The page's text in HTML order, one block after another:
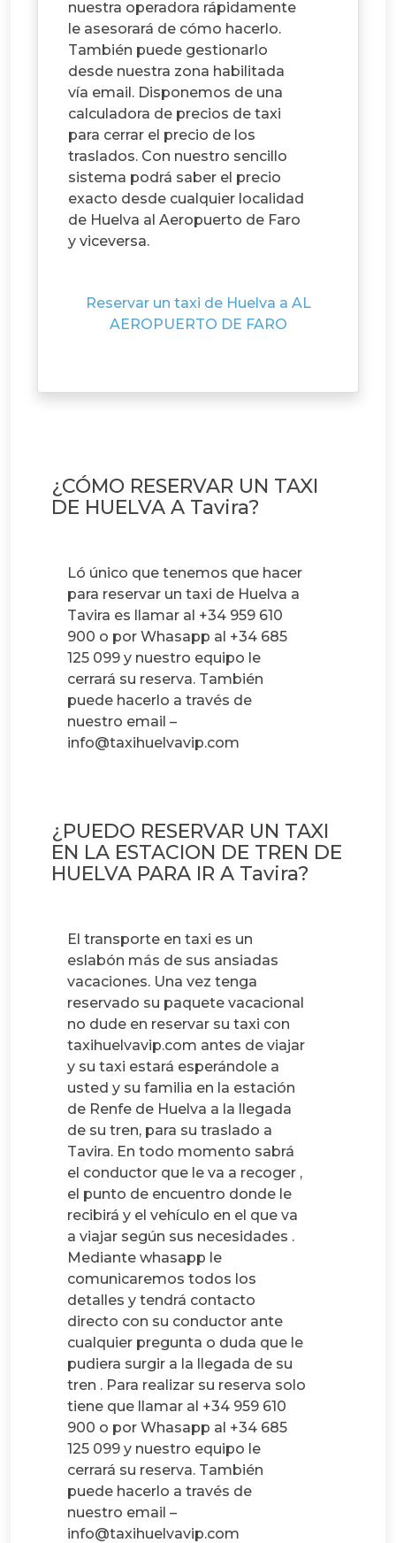
nuestra operadora rápidamente
le asesorará de cómo hacerlo.
También puede gestionarlo
desde nuestra zona habilitada
vía email. Disponemos de una
calculadora de precios de taxi
para cerrar el precio de los
traslados. Con nuestro sencillo
sistema podrá saber el precio
exacto desde cualquier localidad
de Huelva al Aeropuerto de Faro
y viceversa.
Reservar un taxi de Huelva a AL
AEROPUERTO DE FARO
¿CÓMO RESERVAR UN TAXI
DE HUELVA A Tavira?
Ló único que tenemos que hacer
para reservar un taxi de Huelva a
Tavira es llamar al +34 959 610
900 o por Whasapp al +34 685
125 099 y nuestro equipo le
cerrará su reserva. También
puede hacerlo a través de
nuestro email –
info@taxihuelvavip.com
¿PUEDO RESERVAR UN TAXI
EN LA ESTACION DE TREN DE
HUELVA PARA IR A Tavira?
El transporte en taxi es un
eslabón más de sus ansiadas
vacaciones. Una vez tenga
reservado su paquete vacacional
no dude en reservar su taxi con
taxihuelvavip.com antes de viajar
y su taxi estará esperándole a
usted y su familia en la estación
de Renfe de Huelva a la llegada
de su tren, para su traslado a
Tavira. En todo momento sabrá
el conductor que le va a recoger ,
el punto de encuentro donde le
recibirá y el vehículo en el que va
a viajar según sus necesidades .
Mediante whasapp le
comunicaremos todos los
detalles y tendrá contacto
directo con su conductor ante
cualquier pregunta o duda que le
pudiera surgir a la llegada de su
tren . Para realizar su reserva solo
tiene que llamar al +34 959 610
900 o por Whasapp al +34 685
125 099 y nuestro equipo le
cerrará su reserva. También
puede hacerlo a través de
nuestro email –
info@taxihuelvavip.com